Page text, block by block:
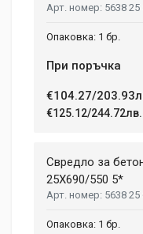
5638 25
1 бр.
При поръчка
€104.27/
€125.12/
Свредло за
25X690/550 5*
5638 25
1 бр.